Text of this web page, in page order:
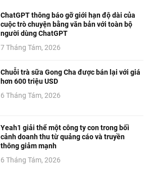
ChatGPT thông báo gỡ giới hạn độ dài của
cuộc trò chuyện bằng văn bản với toàn bộ
người dùng ChatGPT
7 Tháng Tám, 2026
Chuỗi trà sữa Gong Cha được bán lại với giá
hơn 600 triệu USD
6 Tháng Tám, 2026
Yeah1 giải thể một công ty con trong bối
cảnh doanh thu từ quảng cáo và truyền
thông giảm mạnh
6 Tháng Tám, 2026